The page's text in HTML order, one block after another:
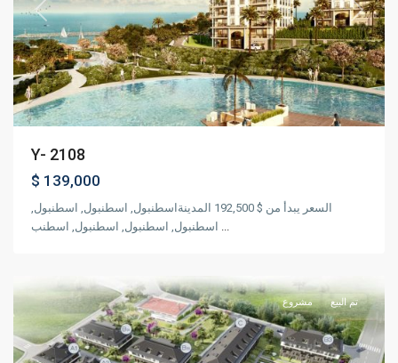
Previous Next
Y- 2108
$ 139,000
السعر يبدأ من $ 192,500 المدينةاسطنبول, اسطنبول, اسطنبول,
مشروع تم البيع